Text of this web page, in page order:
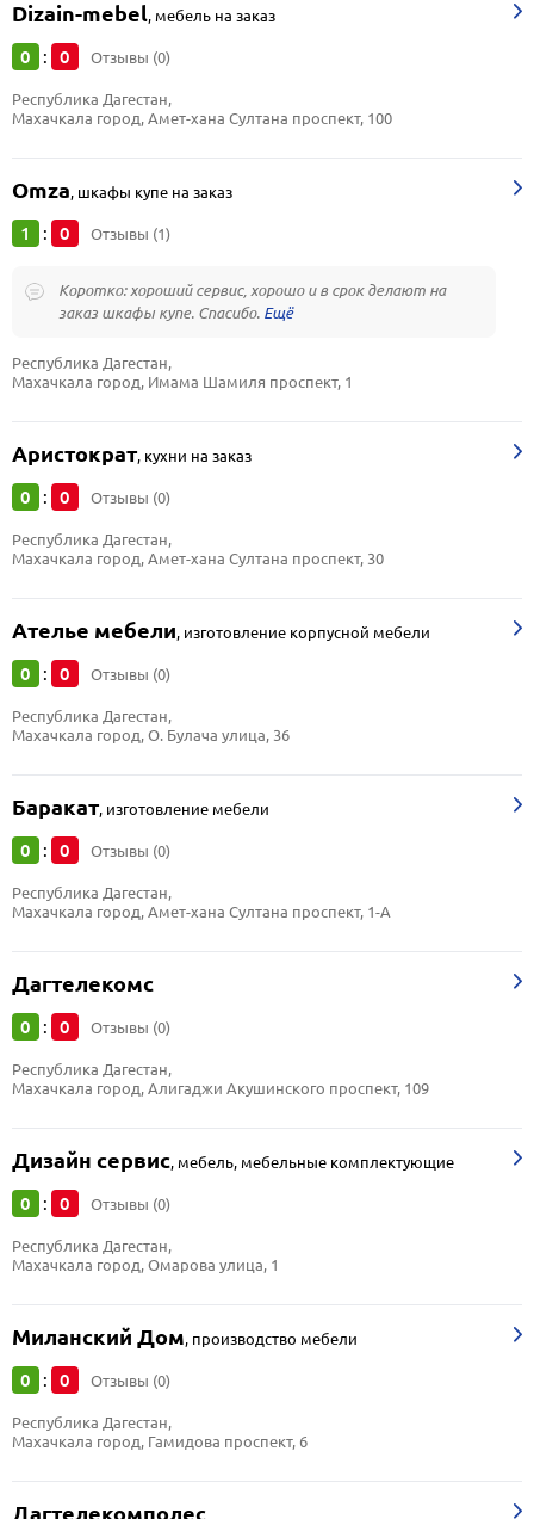
Dizain-mebel, мебель на заказ
0 : 0 Отзывы (0)
Республика Дагестан,
Махачкала город, Амет-хана Султана проспект, 100
Omza, шкафы купе на заказ
1 : 0 Отзывы (1)
Коротко: хороший сервис, хорошо и в срок делают на
заказ шкафы купе. Спасибо.
Республика Дагестан,
Махачкала город, Имама Шамиля проспект, 1
Аристократ, кухни на заказ
0 : 0 Отзывы (0)
Республика Дагестан,
Махачкала город, Амет-хана Султана проспект, 30
Ателье мебели, изготовление корпусной мебели
0 : 0 Отзывы (0)
Республика Дагестан,
Махачкала город, О. Булача улица, 36
Баракат, изготовление мебели
0 : 0 Отзывы (0)
Республика Дагестан,
Махачкала город, Амет-хана Султана проспект, 1-А
Дагтелекомс
0 : 0 Отзывы (0)
Республика Дагестан,
Махачкала город, Алигаджи Акушинского проспект, 109
Дизайн сервис, мебель, мебельные комплектующие
0 : 0 Отзывы (0)
Республика Дагестан,
Махачкала город, Омарова улица, 1
Миланский Дом, производство мебели
0 : 0 Отзывы (0)
Республика Дагестан,
Махачкала город, Гамидова проспект, 6
Дагтелекомполес